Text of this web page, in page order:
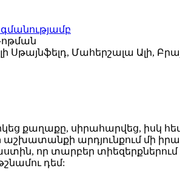
Սթայնֆելդ, Մահերշալա Ալի,
քաղաքը, սիրահարվեց, իսկ
աշխատանքի արդյունքում մի
որ տարբեր
դեմ: